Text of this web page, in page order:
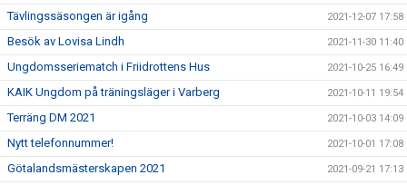
Tävlingssäsongen är igång 2021-12-07 17:58
Besök av Lovisa Lindh 2021-11-30 11:40
Ungdomsseriematch i Friidrottens Hus 2021-10-25 16:49
KAIK Ungdom på träningsläger i Varberg 2021-10-11 19:54
Terräng DM 2021 2021-10-03 14:09
Nytt telefonnummer! 2021-10-01 17:08
Götalandsmästerskapen 2021 2021-09-21 17:13